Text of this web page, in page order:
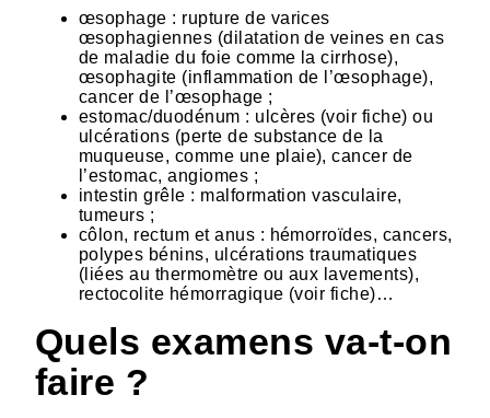
œsophage : rupture de varices
œsophagiennes (dilatation de veines en cas
de maladie du foie comme la cirrhose),
œsophagite (inflammation de l’œsophage),
cancer de l’œsophage ;
estomac/duodénum : ulcères (voir fiche) ou
ulcérations (perte de substance de la
muqueuse, comme une plaie), cancer de
l’estomac, angiomes ;
intestin grêle : malformation vasculaire,
tumeurs ;
côlon, rectum et anus : hémorroïdes, cancers,
polypes bénins, ulcérations traumatiques
(liées au thermomètre ou aux lavements),
rectocolite hémorragique (voir fiche)…
Quels examens va-t-on
faire ?